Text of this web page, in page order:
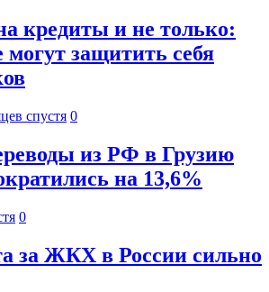
кредиты и не только:
могут защитить себя
спустя 0
из РФ в Грузию
на 13,6%
0
за ЖКХ в России сильно